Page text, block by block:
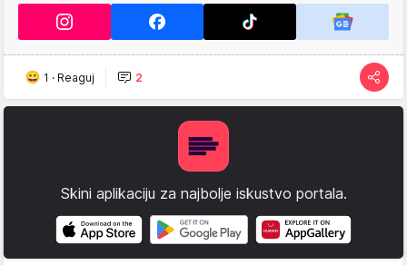
1 · Reaguj 2
Skini aplikaciju za najbolje iskustvo portala.